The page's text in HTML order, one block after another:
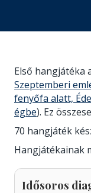
Első hangjátéka
Szeptemberi
fenyőfa alatt,
égbe). Ez
70 hangjáték
Hangjátékainak
Idősoros